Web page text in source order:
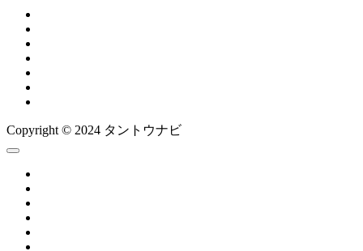
Copyright © 2024 タントウナビ